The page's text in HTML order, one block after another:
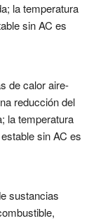
la temperatura
sin AC es
de calor aire-
reducción del
la temperatura
sin AC es
sustancias